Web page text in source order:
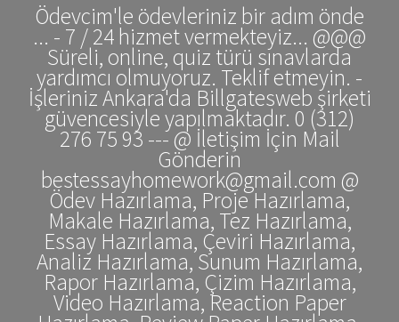
Ödevcim'le ödevleriniz bir adım önde
... - 7 / 24 hizmet vermekteyiz... @@@
Süreli, online, quiz türü sınavlarda
yardımcı olmuyoruz. Teklif etmeyin. -
İşleriniz Ankara'da Billgatesweb şirketi
güvencesiyle yapılmaktadır. 0 (312)
276 75 93 --- @ İletişim İçin Mail
Gönderin
bestessayhomework@gmail.com @
Ödev Hazırlama, Proje Hazırlama,
Makale Hazırlama, Tez Hazırlama,
Essay Hazırlama, Çeviri Hazırlama,
Analiz Hazırlama, Sunum Hazırlama,
Rapor Hazırlama, Çizim Hazırlama,
Video Hazırlama, Reaction Paper